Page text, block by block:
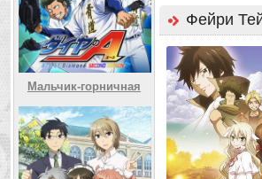
Мальчик-горничная
Фейри